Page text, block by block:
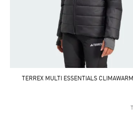
جاكيت بقبعة TERREX MULTI ESSENTIALS CLIMAWARM